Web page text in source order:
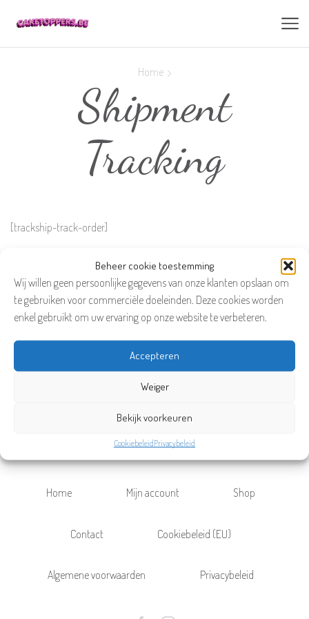
Beheer cookie toestemming
Wij willen geen persoonlijke gegevens van onze klanten opslaan om
te gebruiken voor commerciële doeleinden. Deze cookies worden
enkel gebruikt om uw ervaring op onze website te verbeteren.
Accepteren
Weiger
Bekijk voorkeuren
CookiebeleidPrivacybeleid
Home
Shipment
Tracking
[trackship-track-order]
Home Mijn account Shop
Contact Cookiebeleid (EU)
Algemene voorwaarden Privacybeleid